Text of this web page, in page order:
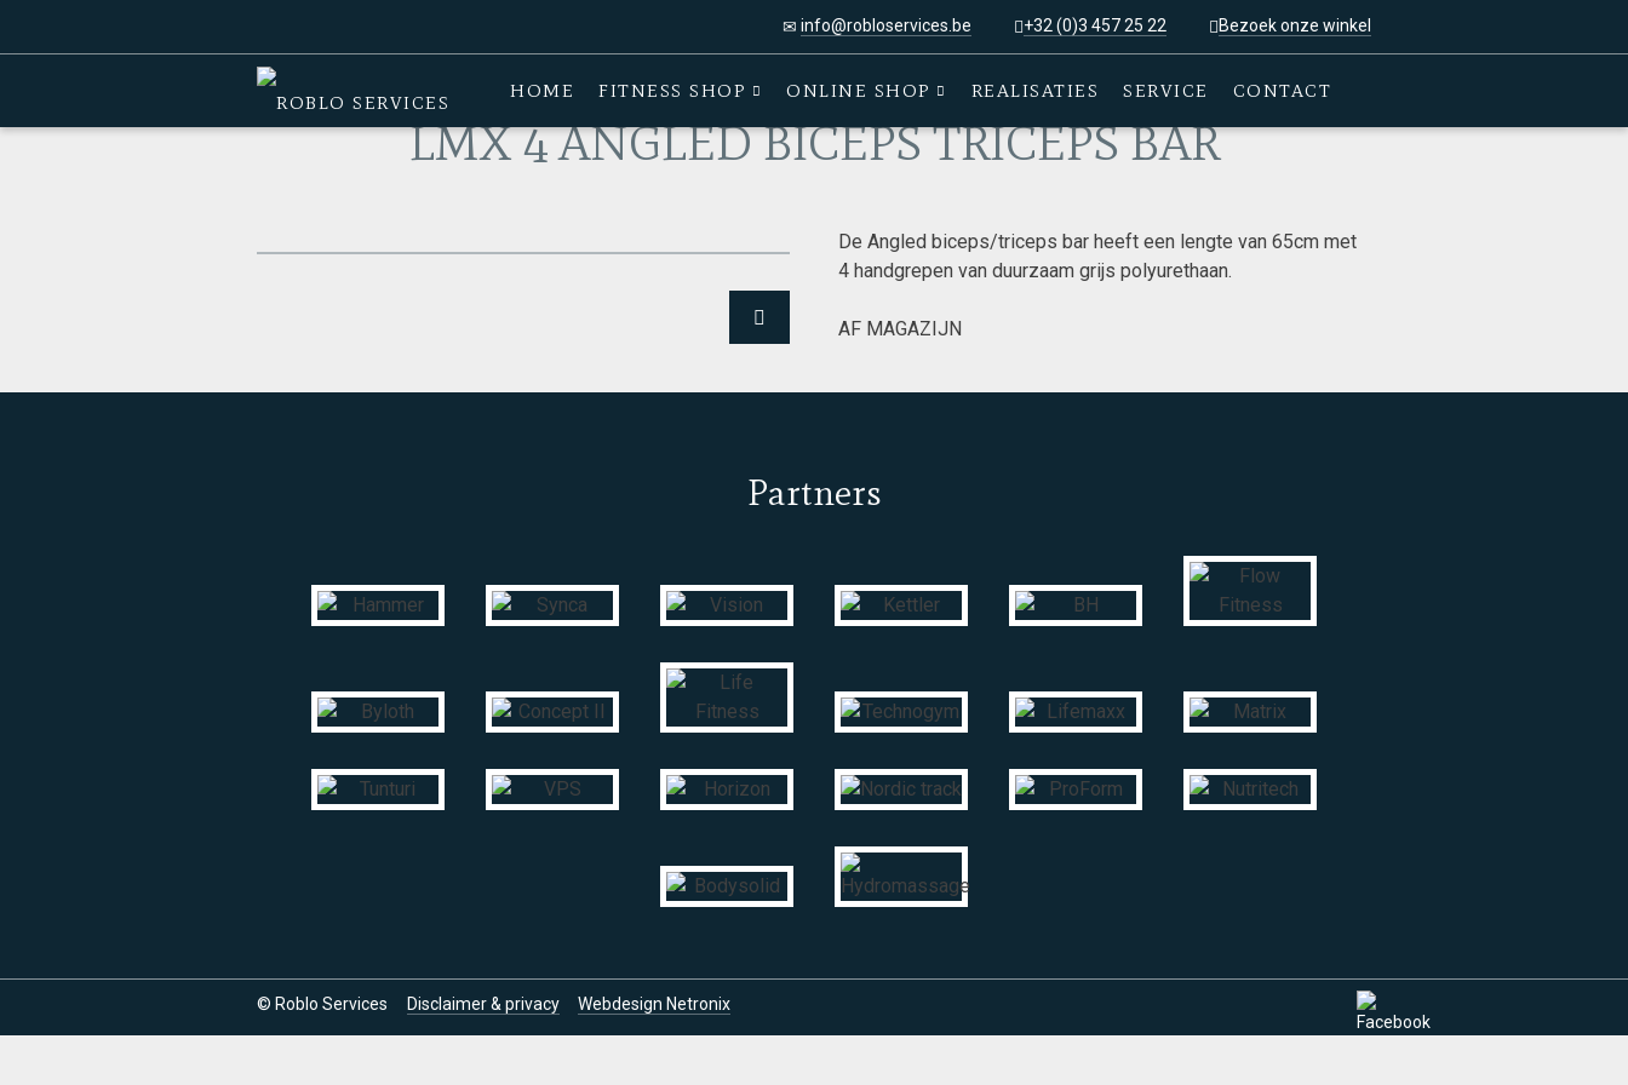
info@robloservices.be +32 (0)3 457 25 22 Bezoek onze winkel
HOME FITNESS SHOP ONLINE SHOP REALISATIES SERVICE CONTACT
LMX 4 ANGLED BICEPS TRICEPS BAR
LMX 4 ANGLED BICEPS TRICEPS BAR
De Angled biceps/triceps bar heeft een lengte van 65cm met
4 handgrepen van duurzaam grijs polyurethaan.
AF MAGAZIJN
Partners
© Roblo Services Disclaimer & privacy Webdesign Netronix